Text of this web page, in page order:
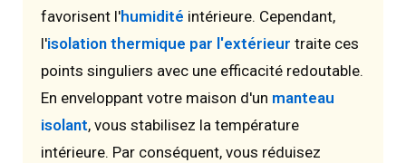
favorisent l'humidité intérieure. Cependant,
l'isolation thermique par l'extérieur traite ces
points singuliers avec une efficacité redoutable.
En enveloppant votre maison d'un manteau
isolant, vous stabilisez la température
intérieure. Par conséquent, vous réduisez